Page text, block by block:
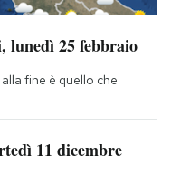
lunedì 25 febbraio
fine è quello che
11 dicembre